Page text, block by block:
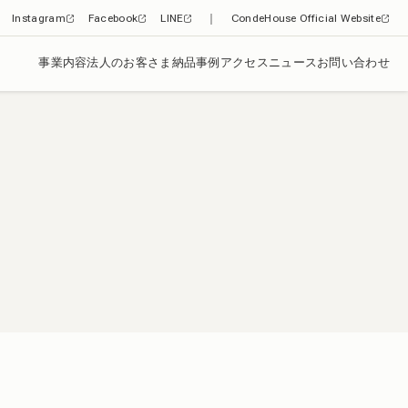
CondeHouse Official Website
LINE
Facebook
Instagram
お問い合わせ
ニュース
アクセス
納品事例
法人のお客さま
事業内容